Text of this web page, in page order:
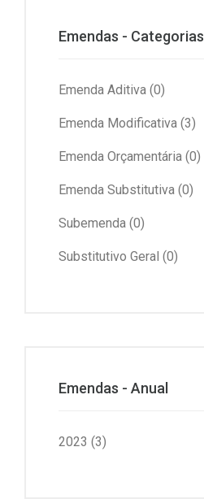
Emendas - Categorias
Emenda Aditiva (0)
Emenda Modificativa (3)
Emenda Orçamentária (0)
Emenda Substitutiva (0)
Subemenda (0)
Substitutivo Geral (0)
Emendas - Anual
2023 (3)